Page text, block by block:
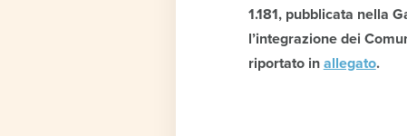
1.181, pubblicata nella
l’integrazione dei
riportato in allegato.